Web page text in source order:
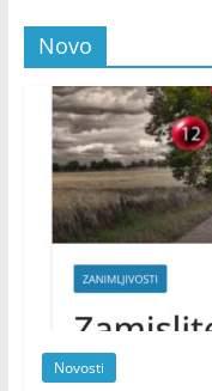
Novo
Novosti